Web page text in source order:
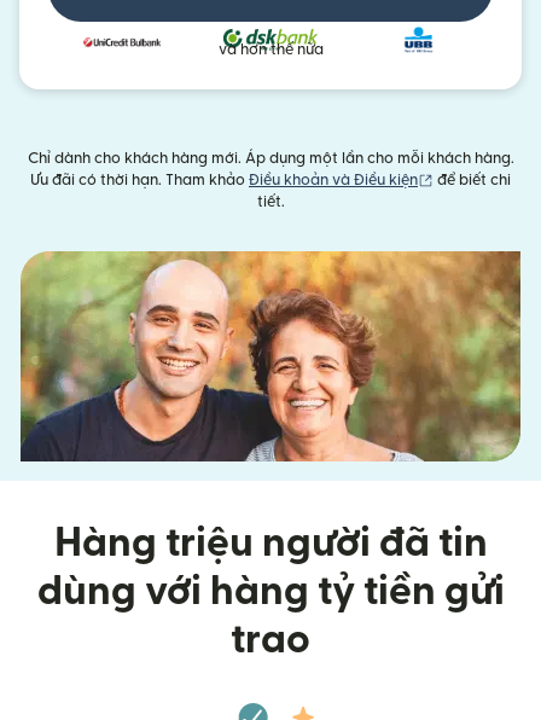
và hơn thế nữa
Chỉ dành cho khách hàng mới. Áp dụng một lần cho mỗi khách hàng.
Ưu đãi có thời hạn. Tham khảo Điều khoản và Điều kiện (mở trong cửa
để biết chi
tiết.
Hàng triệu người đã tin
dùng với hàng tỷ tiền gửi
trao